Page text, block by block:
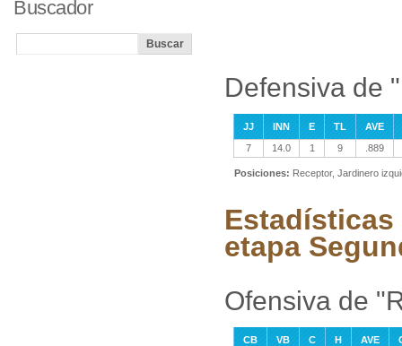
Defensiva de
JJ INN E TL
AVE
7
14.0 1 9 .889
Posiciones: Receptor, Jardinero
etapa
Ofensiva de
CB VB C H AVE
Buscador